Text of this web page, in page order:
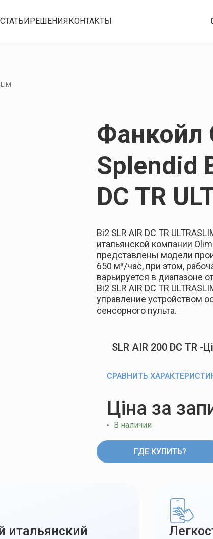
СТАТЬИ РЕШЕНИЯ КОНТАКТЫ
Фанкойл
Splendid
DC TR
Bi2 SLR AIR DC TR
итальянской компании
представлены модели
650 м³/час, при этом,
варьируется в диапазоне
Bi2 SLR AIR DC TR
управление устройством
сенсорного пульта.
SLR AIR 200 DC TR -
СРАВНИТЬ
Ціна за
В наличии
ГДЕ КУПИТЬ?
итальянский